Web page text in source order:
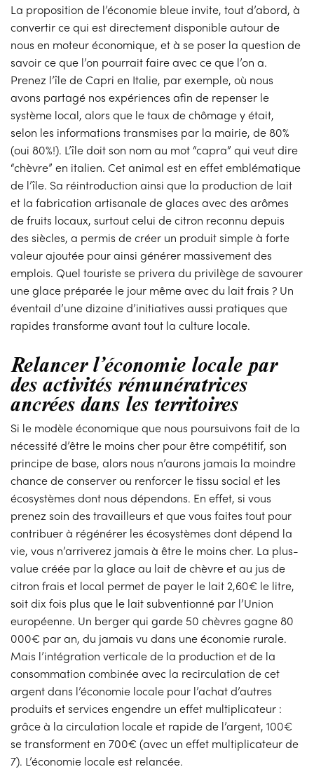
La proposition de l’économie bleue invite, tout d’abord, à
convertir ce qui est directement disponible autour de
nous en moteur économique, et à se poser la question de
savoir ce que l’on pourrait faire avec ce que l’on a.
Prenez l’île de Capri en Italie, par exemple, où nous
avons partagé nos expériences afin de repenser le
système local, alors que le taux de chômage y était,
selon les informations transmises par la mairie, de 80%
(oui 80%!). L’île doit son nom au mot “capra” qui veut dire
“chèvre” en italien. Cet animal est en effet emblématique
de l’île. Sa réintroduction ainsi que la production de lait
et la fabrication artisanale de glaces avec des arômes
de fruits locaux, surtout celui de citron reconnu depuis
des siècles, a permis de créer un produit simple à forte
valeur ajoutée pour ainsi générer massivement des
emplois. Quel touriste se privera du privilège de savourer
une glace préparée le jour même avec du lait frais ? Un
éventail d’une dizaine d’initiatives aussi pratiques que
rapides transforme avant tout la culture locale.
Relancer l’économie locale par
des activités rémunératrices
ancrées dans les territoires
Si le modèle économique que nous poursuivons fait de la
nécessité d’être le moins cher pour être compétitif, son
principe de base, alors nous n’aurons jamais la moindre
chance de conserver ou renforcer le tissu social et les
écosystèmes dont nous dépendons. En effet, si vous
prenez soin des travailleurs et que vous faites tout pour
contribuer à régénérer les écosystèmes dont dépend la
vie, vous n’arriverez jamais à être le moins cher. La plus-
value créée par la glace au lait de chèvre et au jus de
citron frais et local permet de payer le lait 2,60€ le litre,
soit dix fois plus que le lait subventionné par l’Union
européenne. Un berger qui garde 50 chèvres gagne 80
000€ par an, du jamais vu dans une économie rurale.
Mais l’intégration verticale de la production et de la
consommation combinée avec la recirculation de cet
argent dans l’économie locale pour l’achat d’autres
produits et services engendre un effet multiplicateur :
grâce à la circulation locale et rapide de l’argent, 100€
se transforment en 700€ (avec un effet multiplicateur de
7). L’économie locale est relancée.